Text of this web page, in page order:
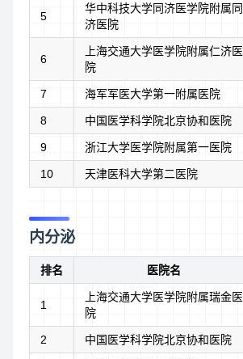
5
华中科技大学同济医学院附属同
济医院
6
上海交通大学医学院附属仁济医
院
7 海军军医大学第一附属医院
8 中国医学科学院北京协和医院
9 浙江大学医学院附属第一医院
10 天津医科大学第二医院
内分泌
排名 医院名
1
上海交通大学医学院附属瑞金医
院
2 中国医学科学院北京协和医院